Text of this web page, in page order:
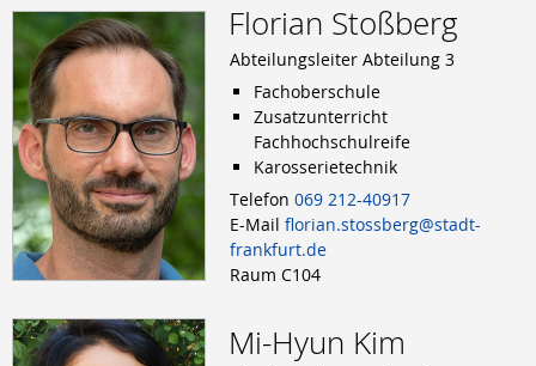
Florian Stoßberg
Abteilungsleiter Abteilung 3
Fachoberschule
Zusatzunterricht
Fachhochschulreife
Karosserietechnik
Telefon 069 212-40917
E-Mail florian.stossberg@stadt-
frankfurt.de
Raum C104
Mi-Hyun Kim